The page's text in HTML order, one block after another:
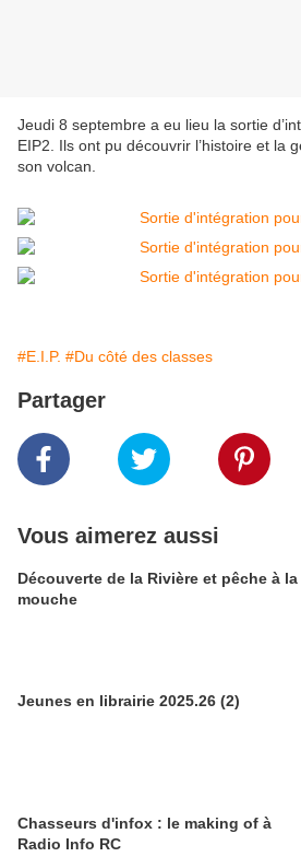
Jeudi 8 septembre a eu lieu la sortie
EIP2. Ils ont pu découvrir l’histoire et la
son volcan.
#E.I.P. #Du côté des classes
Partager
Vous aimerez aussi
Découverte de la Rivière et pêche à la
mouche
Jeunes en librairie 2025.26 (2)
Chasseurs d'infox : le making of à
Radio Info RC